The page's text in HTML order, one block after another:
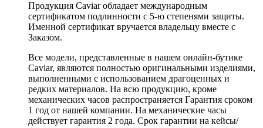
Продукция Caviar обладает международным
сертификатом подлинности с 5-ю степенями защиты.
Именной сертификат вручается владельцу вместе с
Заказом.
Все модели, представленные в нашем онлайн-бутике
Caviar, являются полностью оригинальными изделиями,
выполненными с использованием драгоценных и
редких материалов. На всю продукцию, кроме
механических часов распространяется Гарантия сроком
1 год от нашей компании. На механические часы
действует гарантия 2 года. Срок гарантии на кейсы/